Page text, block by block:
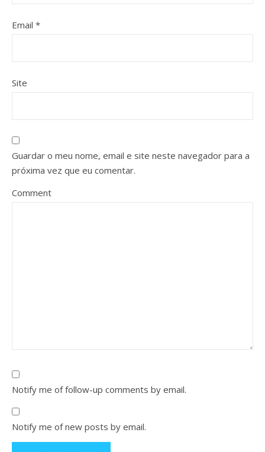
Email *
Site
Guardar o meu nome, email e site neste navegador para a
próxima vez que eu comentar.
Comment
Notify me of follow-up comments by email.
Notify me of new posts by email.